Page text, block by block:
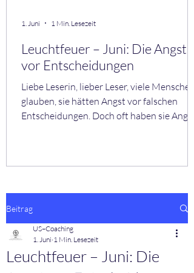
Leuchtfeuer – Juni: Die Angst
vor Entscheidungen
Liebe Leserin, lieber Leser, viele Menschen
glauben, sie hätten Angst vor falschen
Entscheidungen. Doch oft haben sie Angst
vertraust. Mini-Übung: Die leise Stimme
Stell dir vor, niemand würde dich bewerten.
Niemand wäre enttäuscht. Niemand hätte
meiner Praxis
1. Juni 1 Min. Lesezeit
Beitrag
Leuchtfeuer – Juni: Die
US–Coaching
1. Juni 1 Min. Lesezeit